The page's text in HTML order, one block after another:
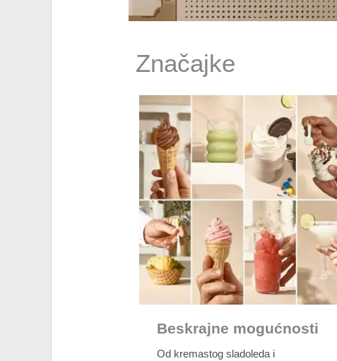
Značajke
Beskrajne mogućnosti
Od kremastog sladoleda i